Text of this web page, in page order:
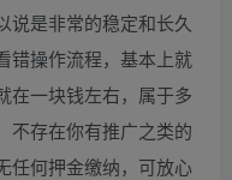
说是非常的稳定和长久
错操作流程，基本上就
在一块钱左右，属于多
不存在你有推广之类的
任何押金缴纳，可放心